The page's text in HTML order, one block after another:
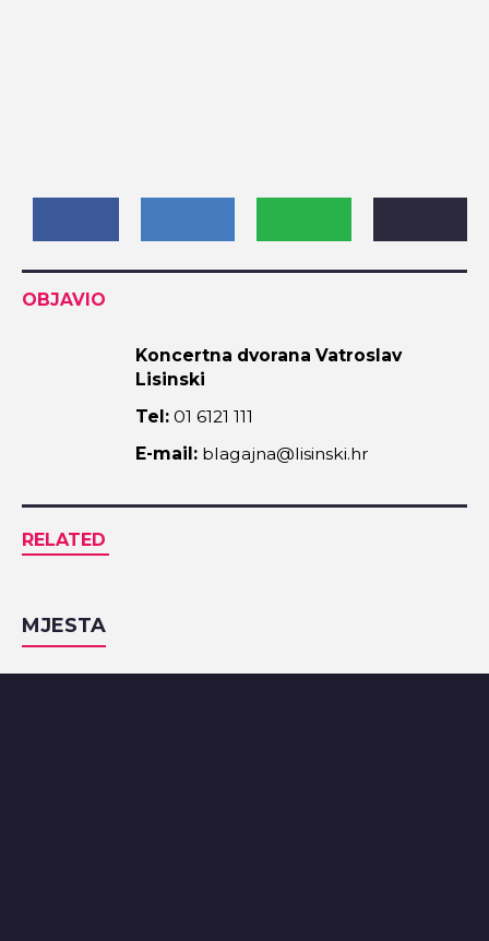
OBJAVIO
Koncertna dvorana Vatroslav
Lisinski
Tel: 01 6121 111
E-mail: blagajna@lisinski.hr
RELATED
MJESTA